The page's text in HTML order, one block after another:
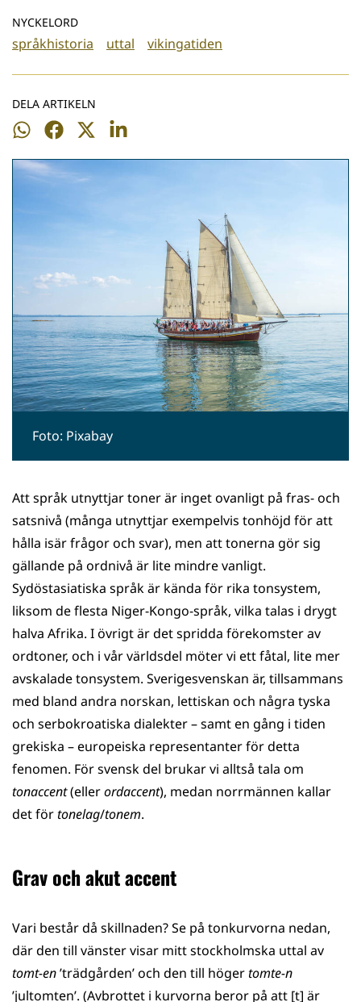
NYCKELORD
språkhistoria uttal vikingatiden
DELA ARTIKELN
Dela
WhatsApp
Dela
Facebook
Dela
Twitter
Dela
LinkedIn
Foto: Pixabay
Att språk utnyttjar toner är inget ovanligt på fras- och
satsnivå (många utnyttjar exempelvis tonhöjd för att
hålla isär frågor och svar), men att tonerna gör sig
gällande på ordnivå är lite mindre vanligt.
Sydöstasiatiska språk är kända för rika tonsystem,
liksom de flesta Niger-Kongo-språk, vilka talas i drygt
halva Afrika. I övrigt är det spridda förekomster av
ordtoner, och i vår världsdel möter vi ett fåtal, lite mer
avskalade tonsystem. Sverigesvenskan är, tillsammans
med bland andra norskan, lettiskan och några tyska
och serbokroatiska dialekter – samt en gång i tiden
grekiska – europeiska representanter för detta
fenomen. För svensk del brukar vi alltså tala om
tonaccent(ellerordaccent), medan norrmännen kallar
det förtonelag/tonem.
Grav och akut accent
Vari består då skillnaden? Se på tonkurvorna nedan,
där den till vänster visar mitt stockholmska uttal av
tomt-en’trädgården’ och den till högertomte-n
’jultomten’. (Avbrottet i kurvorna beror på att [t] är